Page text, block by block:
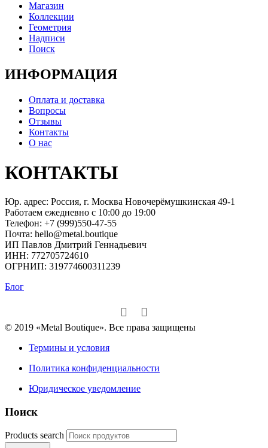
Магазин
Коллекции
Геометрия
Надписи
Поиск
ИНФОРМАЦИЯ
Оплата и доставка
Вопросы
Отзывы
Контакты
О нас
КОНТАКТЫ
Юр. адрес: Россия, г. Москва Новочерёмушкинская 49-1
Работаем ежедневно с 10:00 до 19:00
Телефон: +7 (999)550-47-55
Почта: hello@metal.boutique
ИП Павлов Дмитрий Геннадьевич
ИНН: 772705724610
ОГРНИП: 319774600311239
Блог
© 2019 «Metal Boutique». Все права защищены
Термины и условия
Политика конфиденциальности
Юридическое уведомление
Поиск
Products search